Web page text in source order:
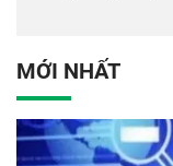
MỚI NHẤT